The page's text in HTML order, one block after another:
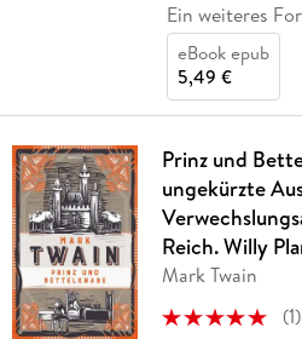
Ein weiteres
eBook epub
5,49 €
Prinz und
ungekürzte
Reich. Willy
Mark Twain
(1)